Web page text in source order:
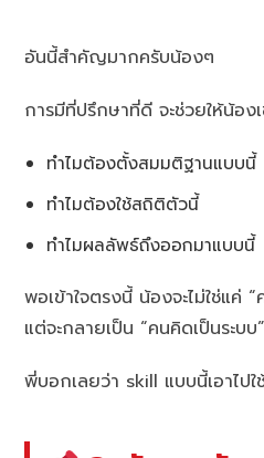
อันนี้สำคัญมากครับน้องๆ
การมีที่ปรึกษาที่ดี จะช่วยให้น้องเ
ทำไมต้องตั้งสมมติฐานแบบนี้
ทำไมต้องใช้สถิติตัวนี้
ทำไมผลลัพธ์ถึงออกมาแบบนี้
พอเข้าใจตรงนี้ น้องจะไม่ใช่แค่
แต่จะกลายเป็น “คนคิดเป็นระบบ
พี่บอกเลยว่า skill แบบนี้เอาไป